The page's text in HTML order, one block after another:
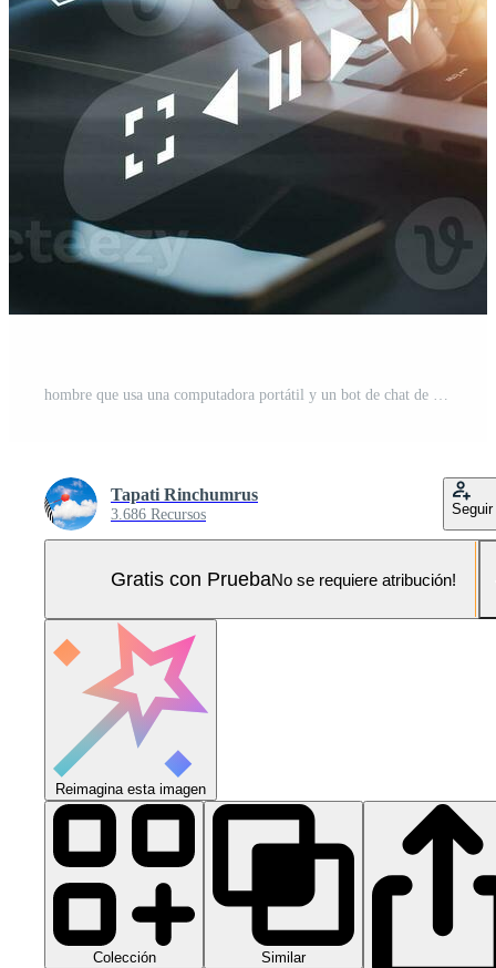
hombre que usa una computadora portátil y un bot de chat de barra táctil con ai, inteligencia artificial, sistema de inteligencia artificial y chatbot de inteligencia artificial, chatbot digital, aplicación de robot, conversación Foto Pro
Tapati Rinchumrus
3.686 Recursos Seguir
Gratis con PruebaNo se requiere atribución!
Reimagina esta imagen
Colección Similar